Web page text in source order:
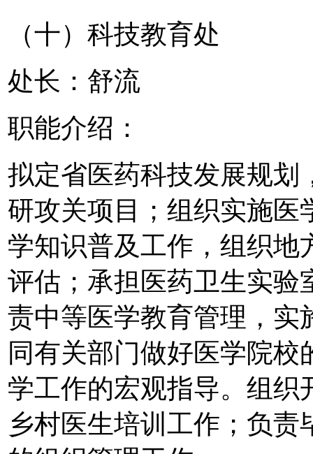
（十）科技教育处
处长：舒流
职能介绍：
拟定省医药科技发展规划
研攻关项目；组织实施医
学知识普及工作，组织地
评估；承担医药卫生实验
责中等医学教育管理，实
同有关部门做好医学院
学工作的宏观指导。组织
乡村医生培训工作；负